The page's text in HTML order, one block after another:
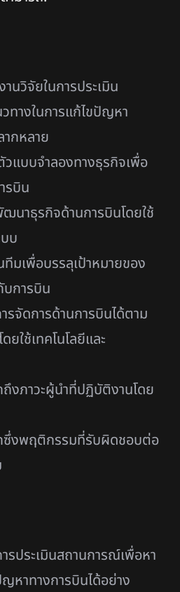
นวิจัยในการประเมิน
ทางในการแก้ไขปัญหา
กหลาย
แบบจำลองทางธุรกิจเพื่อ
รบิน
นาธุรกิจด้านการบินโดยใช้
บ
มเพื่อบรรลุเป้าหมายของ
บการบิน
รจัดการด้านการบินได้ตาม
ยใช้เทคโนโลยีและ
งภาวะผู้นำที่ปฏิบัติงานโดย
ซึ่งพฤติกรรมที่รับผิดชอบต่อ
รประเมินสถานการณ์เพื่อหา
หาทางการบินได้อย่าง